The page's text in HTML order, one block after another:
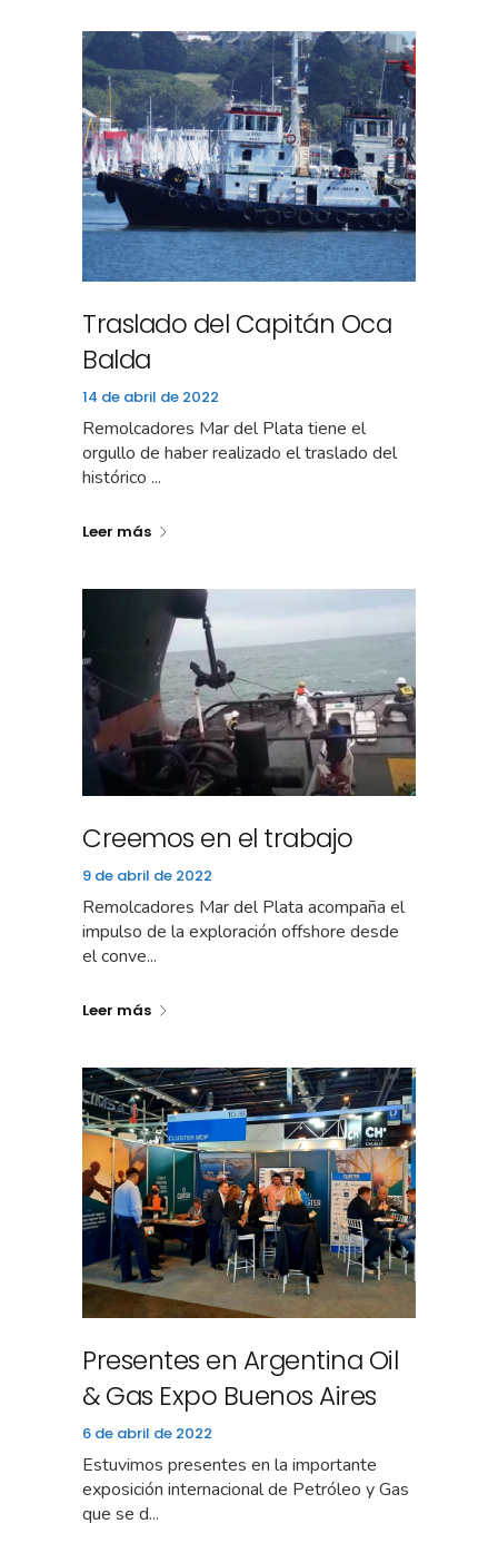
Traslado del Capitán Oca
Balda
14 de abril de 2022
Remolcadores Mar del Plata tiene el
orgullo de haber realizado el traslado del
histórico ...
Leer más
Creemos en el trabajo
9 de abril de 2022
Remolcadores Mar del Plata acompaña el
impulso de la exploración offshore desde
el conve...
Leer más
Presentes en Argentina Oil
& Gas Expo Buenos Aires
6 de abril de 2022
Estuvimos presentes en la importante
exposición internacional de Petróleo y Gas
que se d...